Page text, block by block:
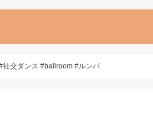
社交ダンス #ballroom #ルンバ